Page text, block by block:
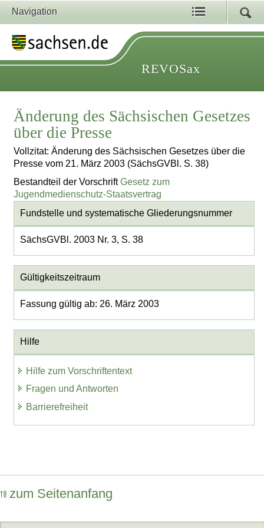
Navigation
REVOSax
Änderung des Sächsischen Gesetzes
über die Presse
Vollzitat: Änderung des Sächsischen Gesetzes über die
Presse vom 21. März 2003 (SächsGVBl. S. 38)
Bestandteil der VorschriftGesetz zum
Jugendmedienschutz-Staatsvertrag
Fundstelle und systematische Gliederungsnummer
SächsGVBl. 2003 Nr. 3, S. 38
Gültigkeitszeitraum
Fassung gültig ab: 26. März 2003
Hilfe
Hilfe zum Vorschriftentext
Fragen und Antworten
Barrierefreiheit
zum Seitenanfang